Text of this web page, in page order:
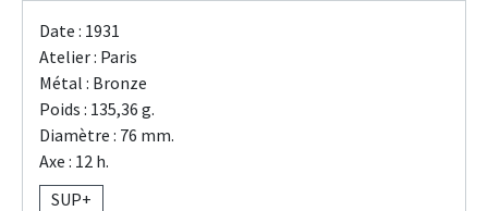
Date : 1931
Atelier : Paris
Métal : Bronze
Poids : 135,36 g.
Diamètre : 76 mm.
Axe : 12 h.
SUP+